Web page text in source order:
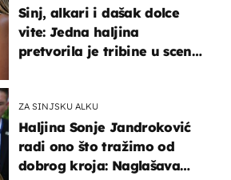
Sinj, alkari i dašak dolce
vite: Jedna haljina
pretvorila je tribine u scenu
ZA SINJSKU ALKU
Haljina Sonje Jandroković
radi ono što tražimo od
dobrog kroja: Naglašava